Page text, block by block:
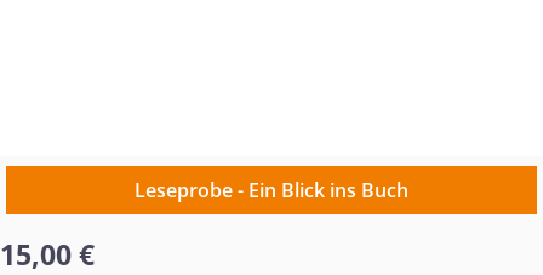
Leseprobe - Ein Blick ins Buch
Regulärer Preis:
15,00 €